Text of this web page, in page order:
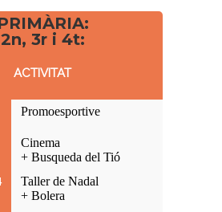
2n, 3r i 4t:
ACTIVITAT
Promoesportive
Cinema
+ Busqueda del Tió
Taller de Nadal
+ Bolera